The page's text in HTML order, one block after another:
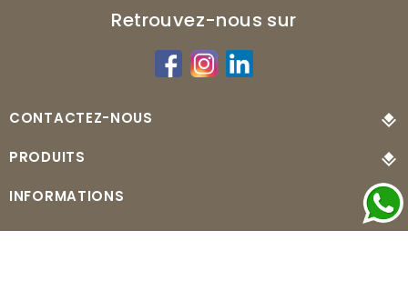
Retrouvez-nous sur
CONTACTEZ-NOUS
PRODUITS
INFORMATIONS